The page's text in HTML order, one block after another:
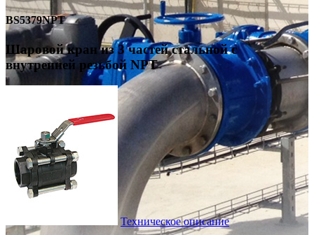
BS5379NPT
Шаровой кран из 3 частей стальной с
внутренней резьбой NPT
Техническое описание